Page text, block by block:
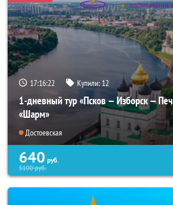
17:16:20 Купили: 12
1-дневный тур «Псков — Изборск —
«Шарм»
Достоевская
640 руб.
5100руб.